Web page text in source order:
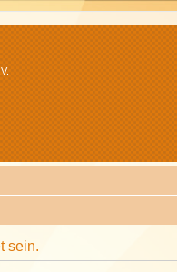
sein.